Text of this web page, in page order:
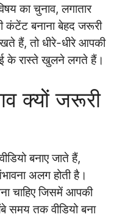
का चुनाव, लगातार
कंटेंट बनाना बेहद जरूरी
हैं, तो धीरे-धीरे आपकी
के रास्ते खुलने लगते हैं।
क्यों जरूरी
बनाए जाते हैं,
अलग होती है।
चाहिए जिसमें आपकी
समय तक वीडियो बना